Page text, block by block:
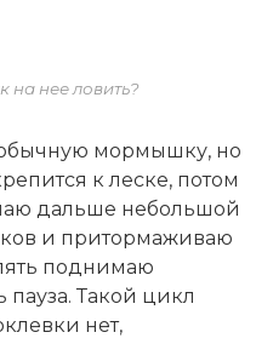
нее ловить?
обычную мормышку, но
к леске, потом
дальше небольшой
и притормаживаю
поднимаю
пауза. Такой цикл
нет,